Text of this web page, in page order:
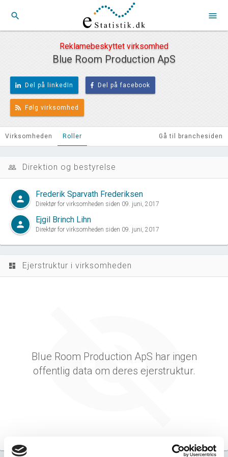
search menu
Reklamebeskyttet virksomhed
Blue Room Production ApS
Del på linkedIn Del på facebook
Følg virksomhed
Virksomheden Roller Gå til branchesiden
people_outline Direktion og bestyrelse
person Frederik Sparvath Frederiksen
Direktør for virksomheden siden 09. juni, 2017
person Ejgil Brinch Lihn
Direktør for virksomheden siden 09. juni, 2017
dashboard Ejerstruktur i virksomheden
Blue Room Production ApS har ingen
offentlig data om deres ejerstruktur.